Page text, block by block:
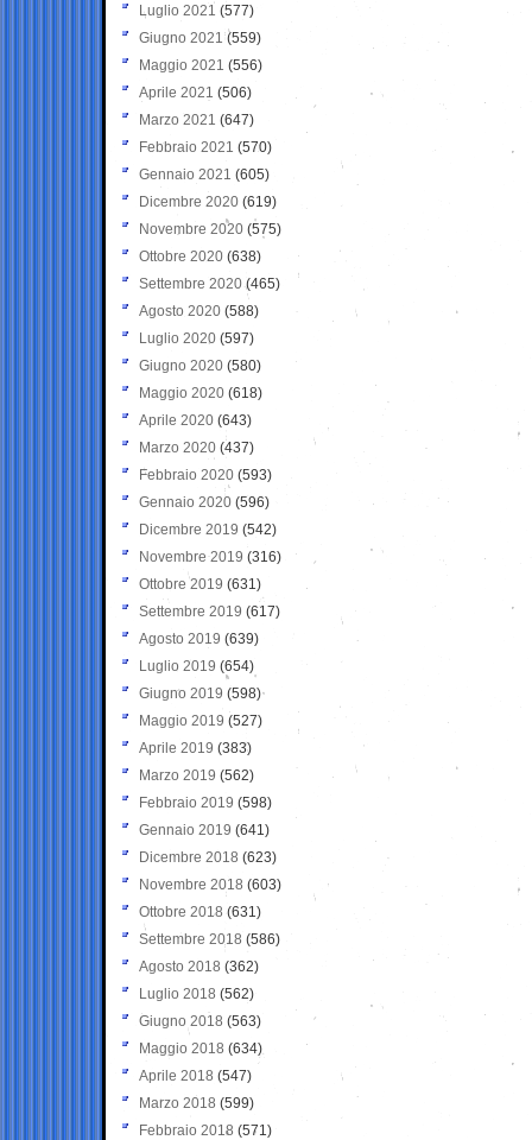
Luglio 2021 (577)
Giugno 2021(559)
Maggio 2021 (556)
Aprile 2021 (506)
Marzo 2021 (647)
Febbraio 2021 (570)
Gennaio 2021 (605)
Dicembre 2020 (619)
Novembre 2020 (575)
Ottobre 2020 (638)
Settembre 2020(465)
Agosto 2020 (588)
Luglio 2020 (597)
Giugno 2020 (580)
Maggio 2020 (618)
Aprile 2020 (643)
Marzo 2020 (437)
Febbraio 2020 (593)
Gennaio 2020 (596)
Dicembre 2019 (542)
Novembre 2019 (316)
Ottobre 2019 (631)
Settembre 2019 (617)
Agosto 2019 (639)
Luglio 2019 (654)
Giugno 2019 (598)
Maggio 2019 (527)
Aprile 2019 (383)
Marzo 2019 (562)
Febbraio 2019 (598)
Gennaio 2019 (641)
Dicembre 2018 (623)
Novembre 2018 (603)
Ottobre 2018 (631)
Settembre 2018 (586)
Agosto 2018 (362)
Luglio 2018 (562)
Giugno 2018 (563)
Maggio 2018 (634)
Aprile 2018 (547)
Marzo 2018 (599)
Febbraio 2018 (571)